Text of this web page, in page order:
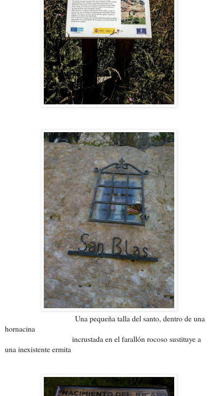
Una pequeña talla del santo, dentro de una
hornacina
incrustada en el farallón rocoso sustituye a
una inexistente ermita